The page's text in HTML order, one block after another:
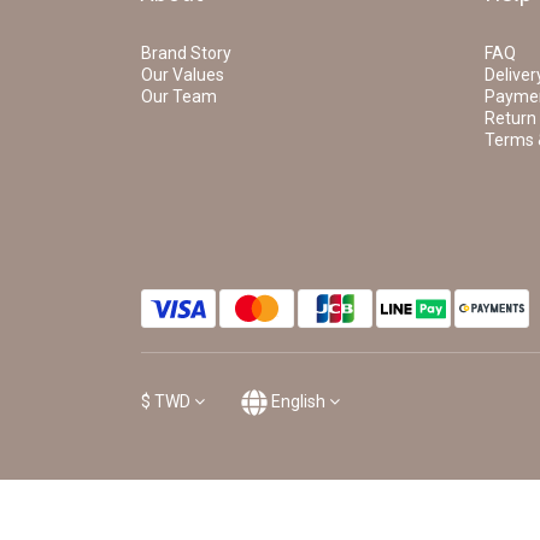
Brand Story
Our Values
Our Team
FAQ
Terms
$ TWD English